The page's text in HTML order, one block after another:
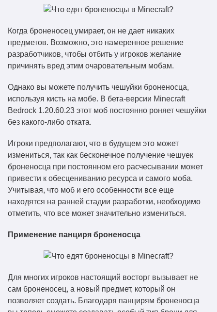
Когда броненосец умирает, он не дает никаких
предметов. Возможно, это намеренное решение
разработчиков, чтобы отбить у игроков желание
причинять вред этим очаровательным мобам.
Однако вы можете получить чешуйки броненосца,
используя кисть на мобе. В бета-версии Minecraft
Bedrock 1.20.60.23 этот моб постоянно роняет чешуйки
без какого-либо отката.
Игроки предполагают, что в будущем это может
измениться, так как бесконечное получение чешуек
броненосца при постоянном его расчесывании может
привести к обесцениванию ресурса и самого моба.
Учитывая, что моб и его особенности все еще
находятся на ранней стадии разработки, необходимо
отметить, что все может значительно измениться.
Применение панциря броненосца
Для многих игроков настоящий восторг вызывает не
сам броненосец, а новый предмет, который он
позволяет создать. Благодаря панцирям броненосца